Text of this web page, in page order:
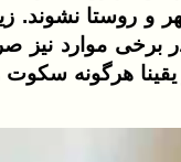
روستا نشوند.
برخی موارد
هرگونه